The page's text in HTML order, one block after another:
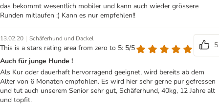
das bekommt wesentlich mobiler und kann auch wieder grössere
Runden mitlaufen :) Kann es nur empfehlen!!
13.02.20 | Schäferhund und Dackel
This is a stars rating area from zero to 5: 5/5
5
Auch für junge Hunde !
Als Kur oder dauerhaft hervorragend geeignet, wird bereits ab dem
Alter von 6 Monaten empfohlen. Es wird hier sehr gerne pur gefressen
und tut auch unserem Senior sehr gut, Schäferhund, 40kg, 12 Jahre alt
und topfit.